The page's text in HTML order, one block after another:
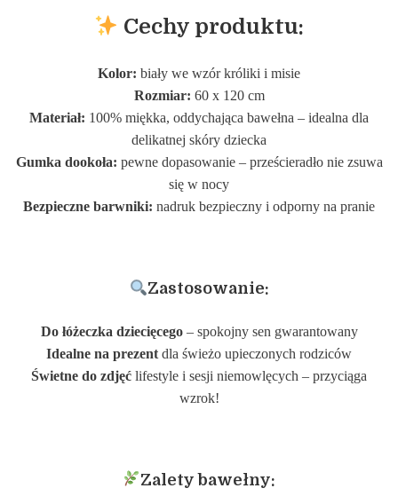
Cechy produktu:
Kolor: biały we wzór króliki i misie
Rozmiar: 60 x 120 cm
Materiał: 100% miękka, oddychająca bawełna – idealna dla
delikatnej skóry dziecka
Gumka dookoła: pewne dopasowanie – prześcieradło nie zsuwa
się w nocy
Bezpieczne barwniki: nadruk bezpieczny i odporny na pranie
Zastosowanie:
Do łóżeczka dziecięcego– spokojny sen gwarantowany
Idealne na prezentdla świeżo upieczonych rodziców
Świetne do zdjęć lifestyle i sesji niemowlęcych – przyciąga
wzrok!
Zalety bawełny: